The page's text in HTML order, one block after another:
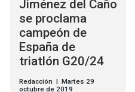
Jiménez del Caño
se proclama
campeón de
España de
triatlón G20/24
Redacción | Martes 29
octubre de 2019